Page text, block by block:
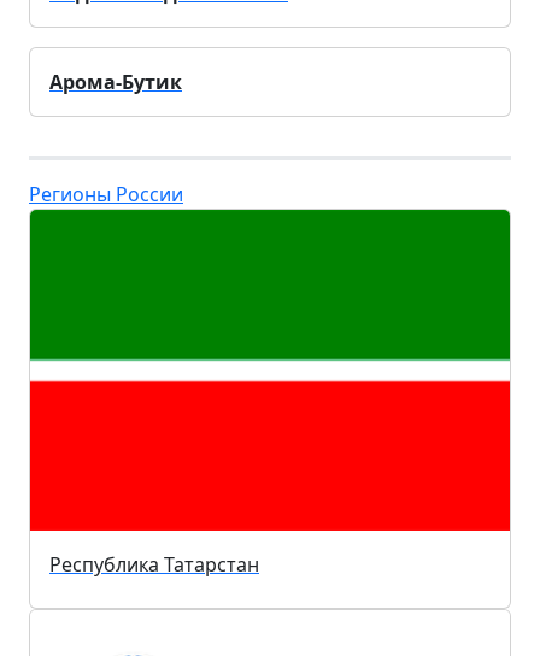
Арома-Бутик
Регионы России
Республика Татарстан